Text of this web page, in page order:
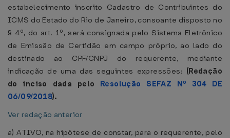
estabelecimento inscrito Cadastro de Contribuintes do
ICMS do Estado do Rio de Janeiro, consoante disposto no
§ 4º, do art. 1º, será consignada pelo Sistema Eletrônico
de Emissão de Certidão em campo próprio, ao lado do
destinado ao CPF/CNPJ do requerente, mediante
indicação de uma das seguintes expressões: (Redação
do inciso dada pelo Resolução SEFAZ Nº 304 DE
06/09/2018).
Ver redação anterior
a) ATIVO, na hipótese de constar, para o requerente, pelo